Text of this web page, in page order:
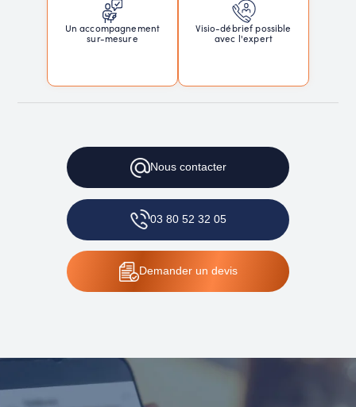
Un accompagnement
sur-mesure
Visio-débrief possible
avec l'expert
Nouscontacter
03 80 52 32 05
Demanderun devis